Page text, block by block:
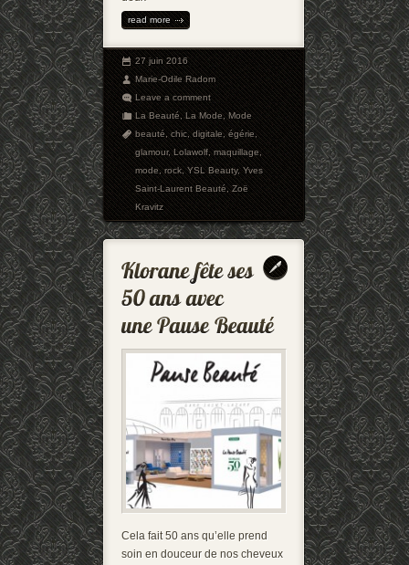
read more
27 juin 2016
Marie-Odile Radom
Leave a comment
La Beauté,La Mode,Mode
beauté,chic,digitale,égérie,
glamour,Lolawolf,maquillage,
mode,rock,YSL Beauty,Yves
Saint-Laurent Beauté,Zoë
Kravitz
Cela fait 50 ans qu’elle prend
soin en douceur de nos cheveux